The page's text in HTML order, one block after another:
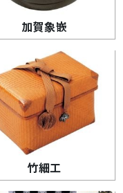
加賀象嵌
竹細工